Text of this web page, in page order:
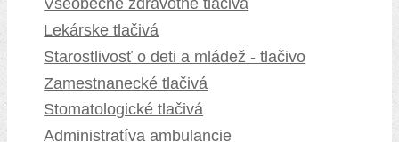
Všeobecné zdravotné tlačivá
Lekárske tlačivá
Starostlivosť o deti a mládež - tlačivo
Zamestnanecké tlačivá
Stomatologické tlačivá
Administratíva ambulancie